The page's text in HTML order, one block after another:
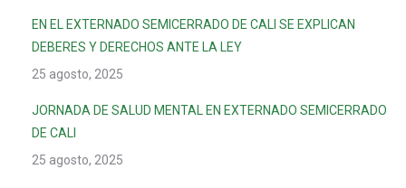
EN EL EXTERNADO SEMICERRADO DE CALI SE EXPLICAN
DEBERES Y DERECHOS ANTE LA LEY
25 agosto, 2025
JORNADA DE SALUD MENTAL EN EXTERNADO SEMICERRADO
DE CALI
25 agosto, 2025